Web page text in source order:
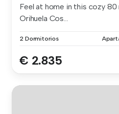
Feel at home in this cozy 80
Orihuela Cos...
2 Dormitorios
€ 2.835